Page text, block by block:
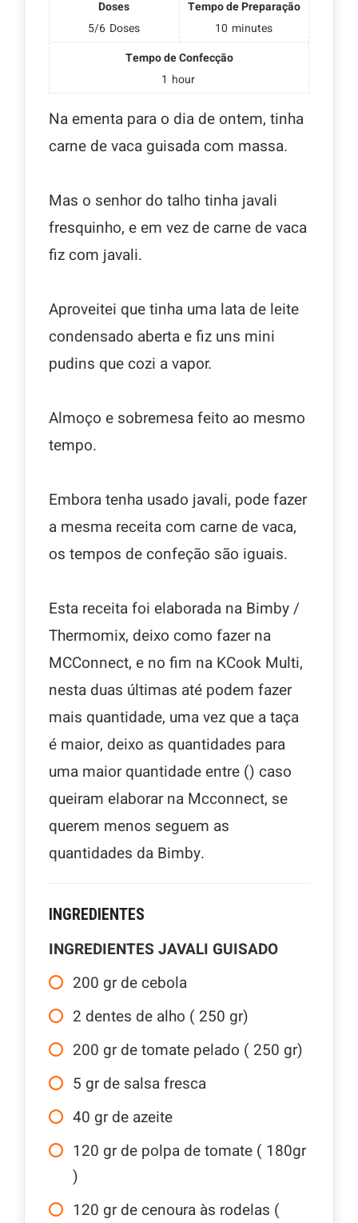
Doses
5/6 Doses
Tempo de Preparação
10 minutes
Tempo de Confecção
1 hour
Na ementa para o dia de ontem, tinha
carne de vaca guisada com massa.
Mas o senhor do talho tinha javali
fresquinho, e em vez de carne de vaca
fiz com javali.
Aproveitei que tinha uma lata de leite
condensado aberta e fiz uns mini
pudins que cozi a vapor.
Almoço e sobremesa feito ao mesmo
tempo.
Embora tenha usado javali, pode fazer
a mesma receita com carne de vaca,
os tempos de confeção são iguais.
Esta receita foi elaborada na Bimby /
Thermomix, deixo como fazer na
MCConnect, e no fim na KCook Multi,
nesta duas últimas até podem fazer
mais quantidade, uma vez que a taça
é maior, deixo as quantidades para
uma maior quantidade entre () caso
queiram elaborar na Mcconnect, se
querem menos seguem as
quantidades da Bimby.
INGREDIENTES
INGREDIENTES JAVALI GUISADO
200 gr de cebola
2 dentes de alho ( 250 gr)
200 gr de tomate pelado ( 250 gr)
5 gr de salsa fresca
40 gr de azeite
120 gr de polpa de tomate ( 180gr
)
120 gr de cenoura às rodelas (